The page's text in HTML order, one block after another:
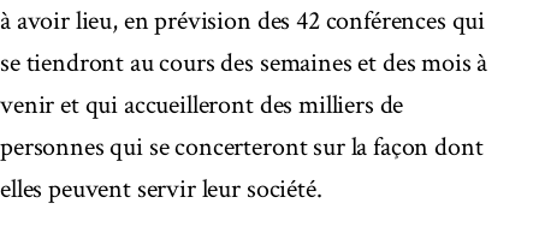
à avoir lieu, en prévision des 42 conférences qui
se tiendront au cours des semaines et des mois à
venir et qui accueilleront des milliers de
personnes qui se concerteront sur la façon dont
elles peuvent servir leur société.